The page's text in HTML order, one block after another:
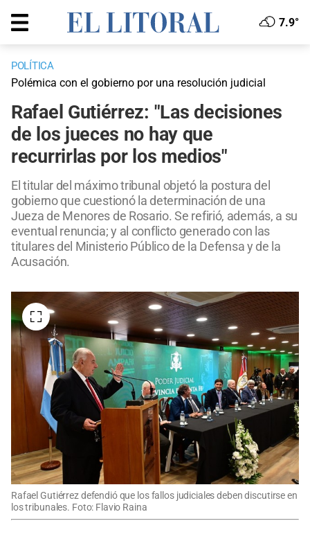
7.9°
POLÍTICA
Polémica con el gobierno por una resolución judicial
Rafael Gutiérrez: "Las decisiones
de los jueces no hay que
recurrirlas por los medios"
El titular del máximo tribunal objetó la postura del
gobierno que cuestionó la determinación de una
Jueza de Menores de Rosario. Se refirió, además, a su
eventual renuncia; y al conflicto generado con las
titulares del Ministerio Público de la Defensa y de la
Acusación.
Rafael Gutiérrez defendió que los fallos judiciales deben discutirse en
los tribunales. Foto: Flavio Raina